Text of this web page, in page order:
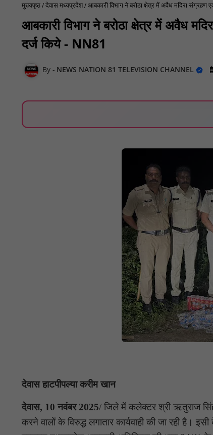
मुख्यपृष्ठ देवास मध्यप्रदेश आबकारी विभाग ने बरोठा क्षेत्र में अवैध मदिरा संग्रहण
आबकारी विभाग ने बरोठा क्षेत्र में अवैध
दर्ज किये - NN81
NEWS NATION 81 TELEVISION CHANNEL
देवास हाटपीपल्या करीम खान
देवास, 10 नवंबर 2025/ जिले में कलेक्टर श्री ऋतुराज सिंह
करने वालों के विरुद्ध लगातार कार्यवाही की जा रही है।